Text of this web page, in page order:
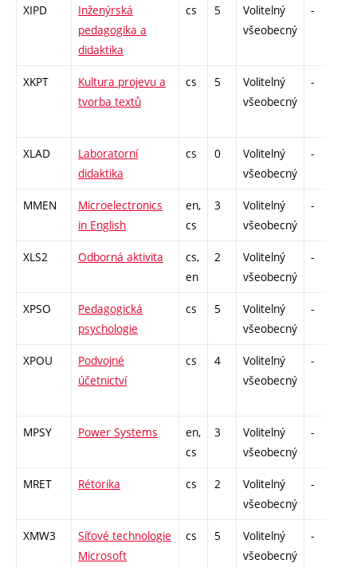
XIPD
Inženýrská
pedagogika a
didaktika
cs 5
Volitelný
všeobecný
-
XKPT
Kultura projevu a
tvorba textů
cs 5
Volitelný
všeobecný
-
XLAD
Laboratorní
didaktika
cs 0
Volitelný
všeobecný
-
MMEN
Microelectronics
in English
en,
cs
3
Volitelný
všeobecný
-
XLS2 Odborná aktivita
cs,
en
2
Volitelný
všeobecný
-
XPSO
Pedagogická
psychologie
cs 5
Volitelný
všeobecný
-
XPOU
Podvojné
účetnictví
cs 4
Volitelný
všeobecný
-
MPSY Power Systems
en,
cs
3
Volitelný
všeobecný
-
MRET Rétorika cs 2
Volitelný
všeobecný
-
XMW3
Síťové technologie
Microsoft
cs 5
Volitelný
všeobecný
-